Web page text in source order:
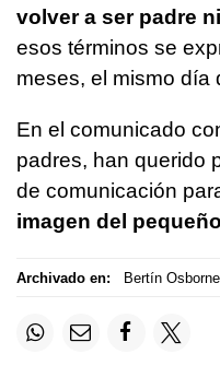
volver a ser padre
esos términos se
meses, el mismo día
En el comunicado
padres, han querido
de comunicación
imagen del
Archivado en: Bertín Osborne